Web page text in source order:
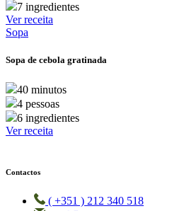
7 ingredientes
Ver receita
Sopa
Sopa de cebola gratinada
40 minutos
4 pessoas
6 ingredientes
Ver receita
Contactos
( +351 ) 212 340 518